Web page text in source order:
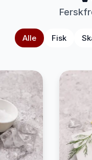
Alle Fisk